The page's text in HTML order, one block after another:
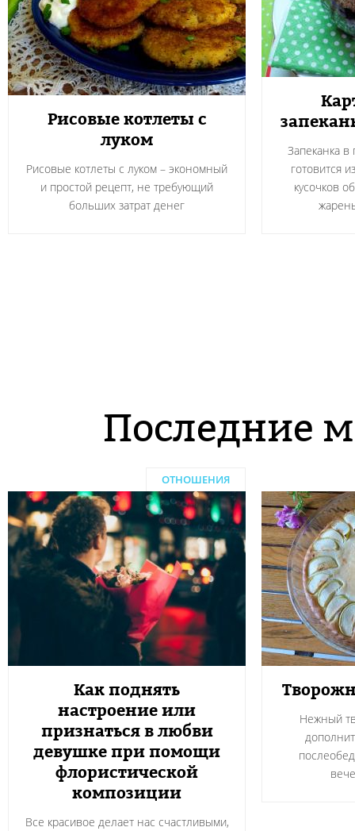
Запеканка
готовится
кусочков
Рисовые котлеты с
луком
Рисовые котлеты с луком – экономный
и простой рецепт, не требующий
больших затрат денег
Последние
ОТНОШЕНИЯ
Как поднять
настроение или
признаться в любви
девушке при помощи
флористической
композиции
Все красивое делает нас счастливыми,
Нежный